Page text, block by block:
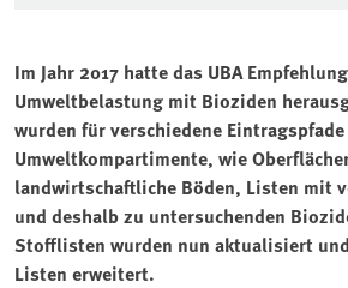
Im Jahr 2017 hatte das UBA
Umweltbelastung mit Bioziden
wurden für verschiedene
Umweltkompartimente, wie
landwirtschaftliche Böden, Listen mit
und deshalb zu untersuchenden
Stofflisten wurden nun aktualisiert
Listen erweitert.